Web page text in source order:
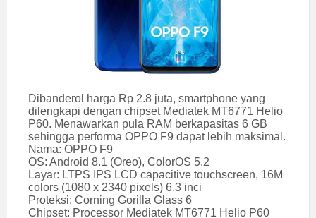
Dibanderol harga Rp 2.8 juta, smartphone yang
dilengkapi dengan chipset Mediatek MT6771 Helio
P60. Menawarkan pula RAM berkapasitas 6 GB
sehingga performa OPPO F9 dapat lebih maksimal.
Nama: OPPO F9
OS: Android 8.1 (Oreo), ColorOS 5.2
Layar: LTPS IPS LCD capacitive touchscreen, 16M
colors (1080 x 2340 pixels) 6.3 inci
Proteksi: Corning Gorilla Glass 6
Chipset: Processor Mediatek MT6771 Helio P60